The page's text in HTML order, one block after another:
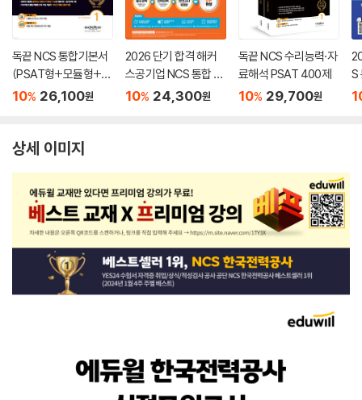
독끝 NCS 통합기본서
(PSAT형+모듈형+피
듈형) 공기업 대비
10% 26,100원
2026 단기 합격 해커
스공기업 NCS 통합 기
본서(모듈형+피듈형
10% 24,300원
독끝 NCS 수리능력·자
료해석 PSAT 400제
10% 29,700원
S
상세 이미지